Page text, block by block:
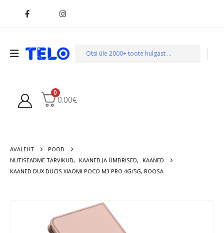
0
0.00€
AVALEHT
POOD
NUTISEADME TARVIKUD, KAANED JA ÜMBRISED,
KAANED
KAANED DUX DUCIS XIAOMI POCO M3 PRO 4G/5G, ROOSA